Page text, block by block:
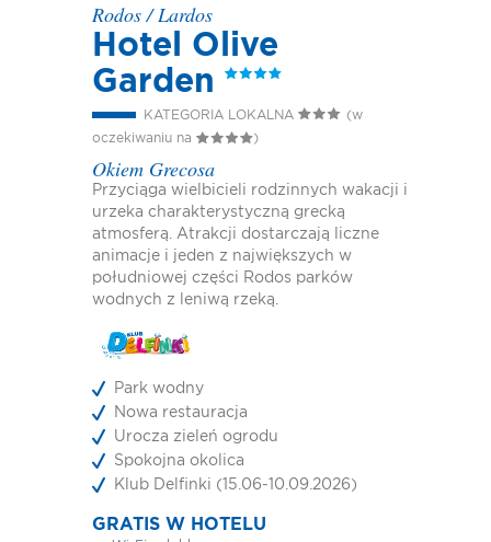
Rodos/Lardos
Hotel Olive
Garden
KATEGORIA LOKALNA
(w
oczekiwaniu na
)
Okiem Grecosa
Przyciąga wielbicieli rodzinnych wakacji i
urzeka charakterystyczną grecką
atmosferą. Atrakcji dostarczają liczne
animacje i jeden z największych w
południowej części Rodos parków
wodnych z leniwą rzeką.
Park wodny
Nowa restauracja
Urocza zieleń ogrodu
Spokojna okolica
Klub Delfinki (15.06-10.09.2026)
GRATIS W HOTELU